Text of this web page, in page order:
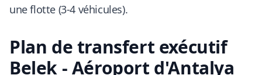
une flotte (3-4 véhicules).
Plan de transfert exécutif
Belek - Aéroport d'Antalya